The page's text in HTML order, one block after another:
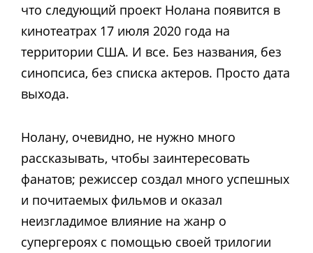
что следующий проект Нолана появится в
кинотеатрах 17 июля 2020 года на
территории США. И все. Без названия, без
синопсиса, без списка актеров. Просто дата
выхода.
Нолану, очевидно, не нужно много
рассказывать, чтобы заинтересовать
фанатов; режиссер создал много успешных
и почитаемых фильмов и оказал
неизгладимое влияние на жанр о
супергероях с помощью своей трилогии